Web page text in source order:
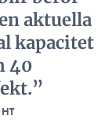
aktuella
kapacitet
40